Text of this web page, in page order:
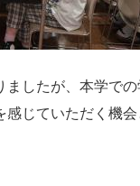
ましたが、本学で
じていただく機会